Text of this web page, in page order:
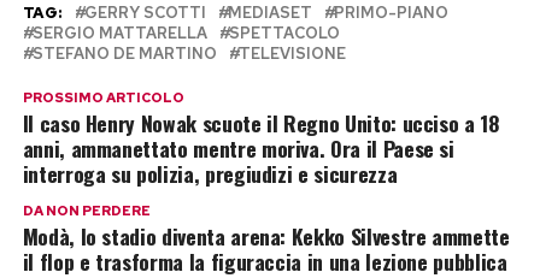
TAG: GERRY SCOTTI MEDIASET
PRIMO-PIANO
SERGIO MATTARELLA
SPETTACOLO
STEFANO DE MARTINO
TELEVISIONE
PROSSIMO ARTICOLO
Il caso Henry Nowak scuote il Regno Unito: ucciso a 18
anni, ammanettato mentre moriva. Ora il Paese si
interroga su polizia, pregiudizi e sicurezza
DA NON PERDERE
Modà, lo stadio diventa arena: Kekko Silvestre ammette
il flop e trasforma la figuraccia in una lezione pubblica